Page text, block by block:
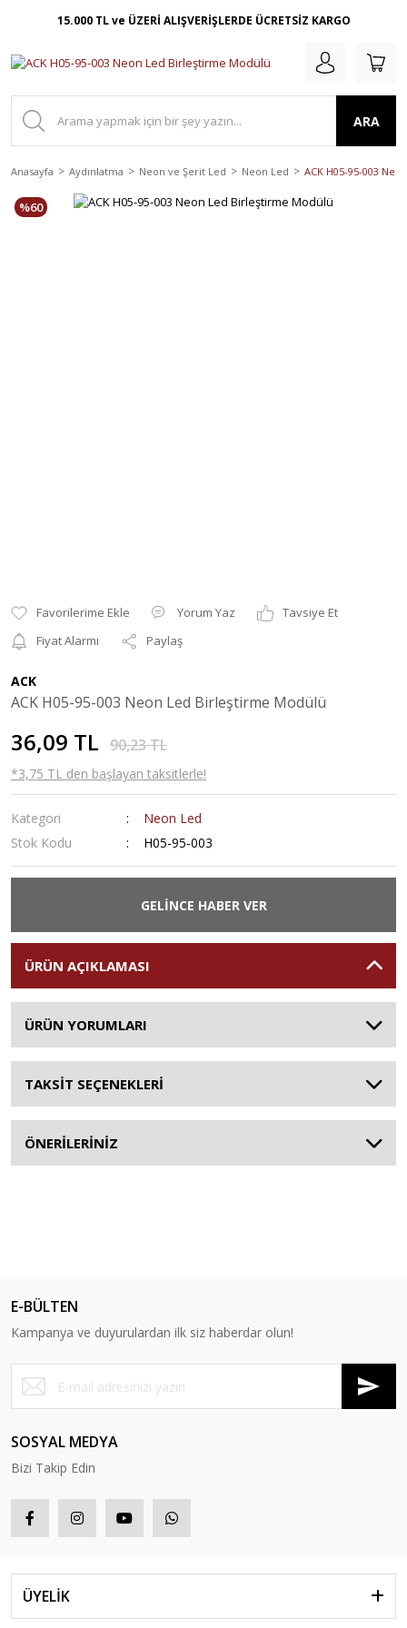
15.000 TL ve ÜZERİ ALIŞVERİŞLERDE ÜCRETSİZ KARGO
ARA
Anasayfa Aydınlatma Neon ve Şerit Led Neon Led ACK H05-95-003
%60
Yorum Yaz
Tavsiye Et
Fiyat Alarmı
Paylaş
ACK
ACK H05-95-003 Neon Led Birleştirme Modülü
36,09 TL 90,23 TL
*3,75 TL den başlayan taksitlerle!
Kategori
Neon Led
Stok Kodu
H05-95-003
GELİNCE HABER VER
ÜRÜN AÇIKLAMASI
ÜRÜN YORUMLARI
TAKSİT SEÇENEKLERİ
ÖNERİLERİNİZ
E-BÜLTEN
Kampanya ve duyurulardan ilk siz haberdar olun!
SOSYAL MEDYA
Bizi Takip Edin
ÜYELİK